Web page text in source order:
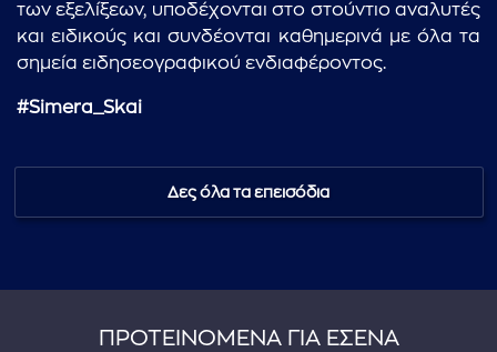
των εξελίξεων, υποδέχονται στο στούντιο αναλυτές
και ειδικούς και συνδέονται καθημερινά με όλα τα
σημεία ειδησεογραφικού ενδιαφέροντος.
#Simera_Skai
Δες όλα τα επεισόδια
ΠΡΟΤΕΙΝΟΜΕΝΑ ΓΙΑ ΕΣΕΝΑ